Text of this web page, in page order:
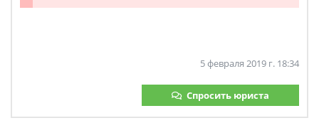
5 февраля 2019 г. 18:34
Спросить юриста